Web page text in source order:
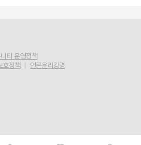
티 운영정책
호정책
언론윤리강령